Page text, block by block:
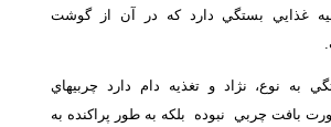
غذايي بستگي دارد كه در آن از گوشت
به نوع، نژاد و تغذيه دام دارد چربيهاي
بافت چربي نبوده بلكه به طور پراكنده به